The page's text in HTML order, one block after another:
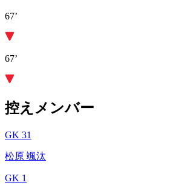
67’
67’
控えメンバー
GK 31
松原 颯汰
GK 1